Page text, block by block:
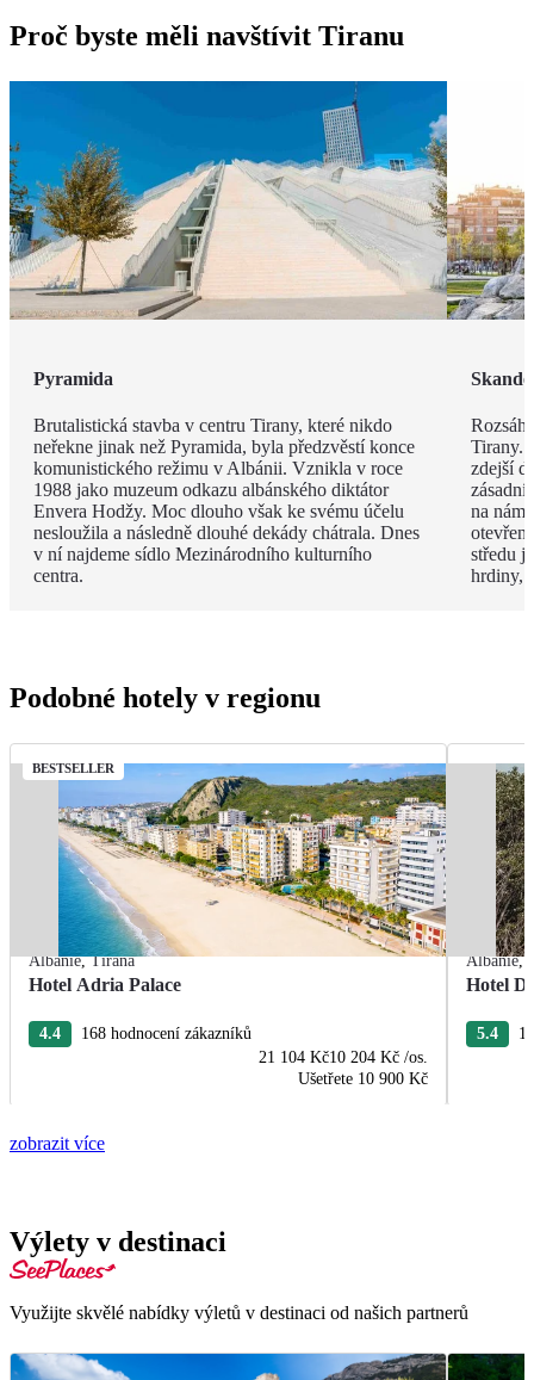
Proč byste měli navštívit Tiranu
Pyramida
Brutalistická stavba v centru Tirany, které nikdo
neřekne jinak než Pyramida, byla předzvěstí konce
komunistického režimu v Albánii. Vznikla v roce
1988 jako muzeum odkazu albánského diktátor
Envera Hodžy. Moc dlouho však ke svému účelu
nesloužila a následně dlouhé dekády chátrala. Dnes
v ní najdeme sídlo Mezinárodního kulturního
centra.
Tirany.
zdejší
na
středu
hrdiny,
Podobné hotely v regionu
BESTSELLER
Albánie,Tirana
Hotel Adria Palace
4.4
168 hodnocení zákazníků
21 104 Kč10 204 Kč /os.
Ušetřete 10 900 Kč
Albánie,
Hotel
5.4
zobrazit více
Výlety v destinaci
Využijte skvělé nabídky výletů v destinaci od našich partnerů